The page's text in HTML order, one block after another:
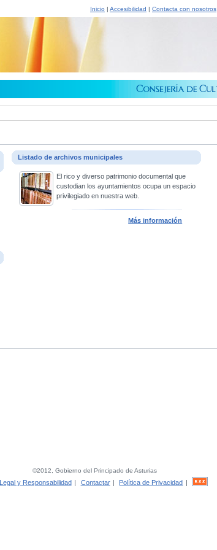
Inicio | Accesibilidad | Contacta con nosotros
Listado de archivos municipales
El rico y diverso patrimonio documental que
custodian los ayuntamientos ocupa un espacio
privilegiado en nuestra web.
Más información
©2012, Gobierno del Principado de Asturias
y Responsabilidad | Contactar | Política de Privacidad |